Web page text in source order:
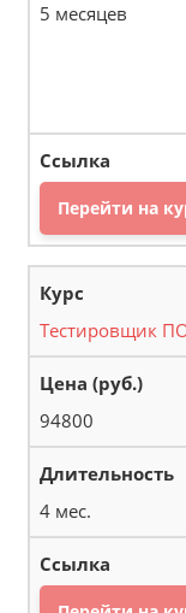
5 месяцев
Перейти на
Тестировщик
94800
4 мес.